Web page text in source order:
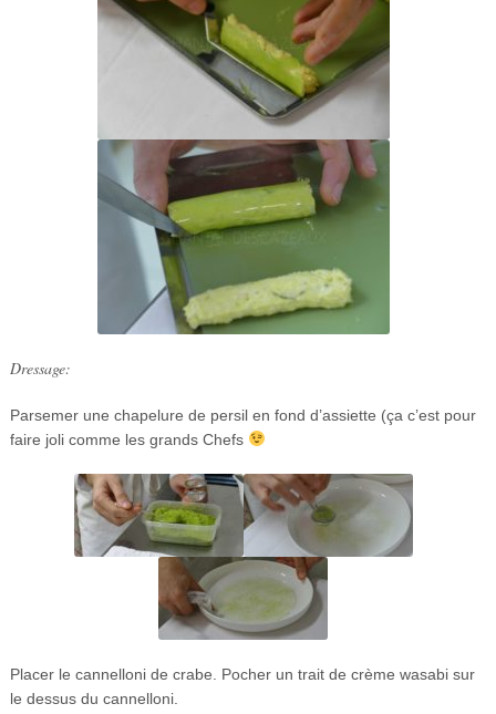
Dressage:
Parsemer une chapelure de persil en fond d’assiette (ça c’est pour
faire joli comme les grands Chefs
Placer le cannelloni de crabe. Pocher un trait de crème wasabi sur
le dessus du cannelloni.